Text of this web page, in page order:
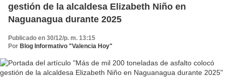
gestión de la alcaldesa Elizabeth Niño en
Naguanagua durante 2025
Publicado en 30/12/p. m. 13:15
Por Blog Informativo "Valencia Hoy"